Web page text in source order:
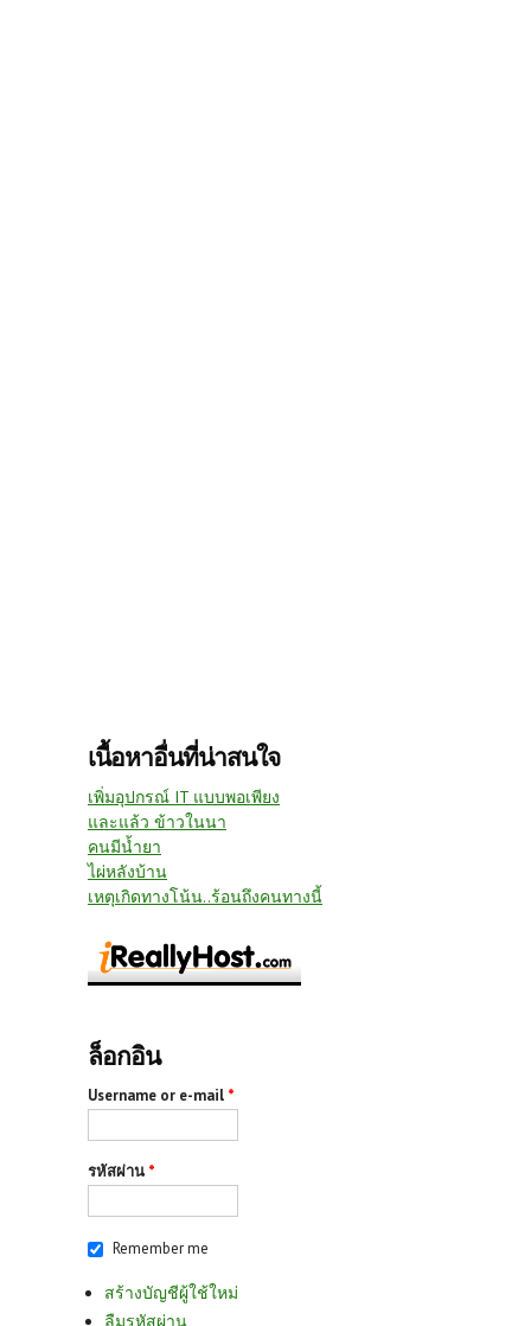
เนื้อหาอื่นที่น่าสนใจ
เพิ่มอุปกรณ์ IT แบบพอเพียง
และแล้ว ข้าวในนา
คนมีน้ำยา
ไผ่หลังบ้าน
เหตุเกิดทางโน้น..ร้อนถึงคนทางนี้
ล็อกอิน
Username or e-mail *
รหัสผ่าน *
Remember me
สร้างบัญชีผู้ใช้ใหม่
ลืมรหัสผ่าน